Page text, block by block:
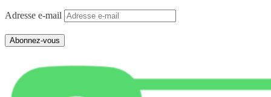
Adresse e-mail
Abonnez-vous